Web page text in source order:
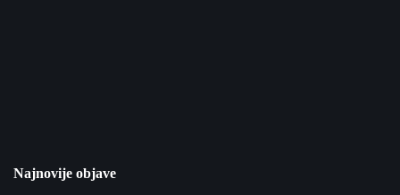
Najnovije objave